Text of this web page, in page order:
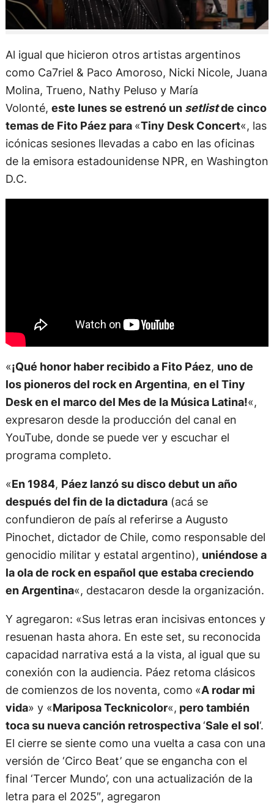
Al igual que hicieron otros artistas argentinos
como Ca7riel & Paco Amoroso, Nicki Nicole, Juana
Molina, Trueno, Nathy Peluso y María
Volonté, este lunes se estrenó un setlistde cinco
temas de Fito Páez para «Tiny Desk Concert«, las
icónicas sesiones llevadas a cabo en las oficinas
de la emisora estadounidense NPR, en Washington
D.C.
«¡Qué honor haber recibido a Fito Páez, uno de
los pioneros del rock en Argentina, en el Tiny
Desk en el marco del Mes de la Música Latina!«,
expresaron desde la producción del canal en
YouTube, donde se puede ver y escuchar el
programa completo.
«En 1984, Páez lanzó su disco debut un año
después del fin de la dictadura(acá se
confundieron de país al referirse a Augusto
Pinochet, dictador de Chile, como responsable del
genocidio militar y estatal argentino), uniéndose a
la ola de rock en español que estaba creciendo
en Argentina«, destacaron desde la organización.
Y agregaron: «Sus letras eran incisivas entonces y
resuenan hasta ahora. En este set, su reconocida
capacidad narrativa está a la vista, al igual que su
conexión con la audiencia. Páez retoma clásicos
de comienzos de los noventa, como «A rodar mi
vida» y «Mariposa Tecknicolor«, pero también
toca su nueva canción retrospectiva‘Sale el sol‘.
El cierre se siente como una vuelta a casa con una
versión de ‘Circo Beat’ que se engancha con el
final ‘Tercer Mundo’, con una actualización de la
letra para el 2025″, agregaron